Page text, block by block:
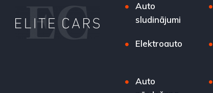
Auto
sludinājumi
Elektroauto
Auto